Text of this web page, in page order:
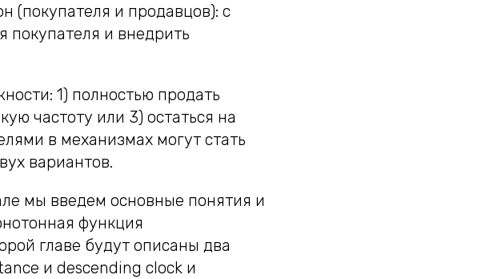
(покупателя и продавцов): с
покупателя и внедрить
1) полностью продать
частоту или 3) остаться на
в механизмах могут стать
вариантов.
мы введем основные понятия и
функция
главе будут описаны два
и descending clock и